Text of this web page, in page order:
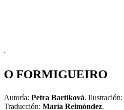
.
O FORMIGUEIRO
Autoría: Petra Bartíková. Ilustración:
Traducción: María Reimóndez.